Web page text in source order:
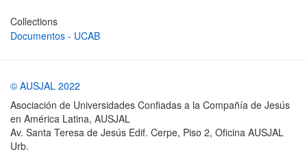
Collections
Documentos - UCAB
© AUSJAL 2022
Asociación de Universidades Confiadas a la Compañía de Jesús
en América Latina, AUSJAL
Av. Santa Teresa de Jesús Edif. Cerpe, Piso 2, Oficina AUSJAL
Urb.